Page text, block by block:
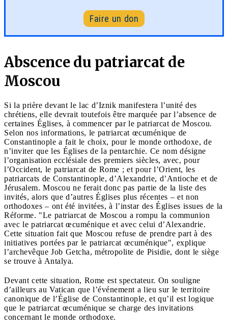
Faire un don
Abscence du patriarcat de
Moscou
Si la prière devant le lac d’Iznik manifestera l’unité des
chrétiens, elle devrait toutefois être marquée par l’absence de
certaines Églises, à commencer par le patriarcat de Moscou.
Selon nos informations, le patriarcat œcuménique de
Constantinople a fait le choix, pour le monde orthodoxe, de
n’inviter que les Églises de la pentarchie. Ce nom désigne
l’organisation ecclésiale des premiers siècles, avec, pour
l’Occident, le patriarcat de Rome ; et pour l’Orient, les
patriarcats de Constantinople, d’Alexandrie, d’Antioche et de
Jérusalem. Moscou ne ferait donc pas partie de la liste des
invités, alors que d’autres Églises plus récentes – et non
orthodoxes – ont été invitées, à l’instar des Églises issues de la
Réforme. "Le patriarcat de Moscou a rompu la communion
avec le patriarcat œcuménique et avec celui d’Alexandrie.
Cette situation fait que Moscou refuse de prendre part à des
initiatives portées par le patriarcat œcuménique", explique
l’archevêque Job Getcha, métropolite de Pisidie, dont le siège
se trouve à Antalya.
Devant cette situation, Rome est spectateur. On souligne
d’ailleurs au Vatican que l’événement a lieu sur le territoire
canonique de l’Église de Constantinople, et qu’il est logique
que le patriarcat œcuménique se charge des invitations
concernant le monde orthodoxe.